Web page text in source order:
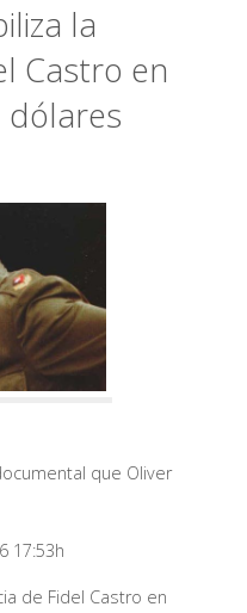
la
Castro en
dólares
que Oliver
17:53h
de Fidel Castro en